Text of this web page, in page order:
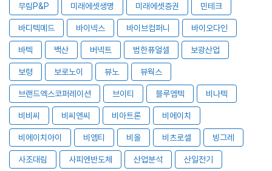
무림P&P 미래에셋생명 미래에셋증권 민테크
바디텍메드 바이넥스 바이브컴퍼니 바이오다인
바텍 백산 버넥트 범한퓨얼셀 보광산업
보령 보로노이 뷰노 뷰웍스
브랜드엑스코퍼레이션 브이티 블루엠텍 비나텍
비비씨 비씨엔씨 비아트론 비에이치
비에이치아이 비엠티 비올 비츠로셀 빙그레
사조대림 사피엔반도체 산업분석 산일전기